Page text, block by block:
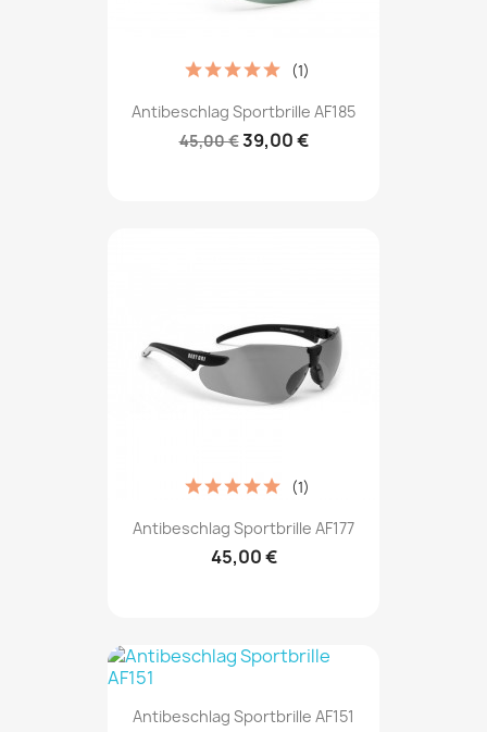
Antibeschlag Sportbrille AF185
45,00 €39,00 €
(1)
Antibeschlag Sportbrille AF177
45,00 €
(1)
Antibeschlag Sportbrille AF151